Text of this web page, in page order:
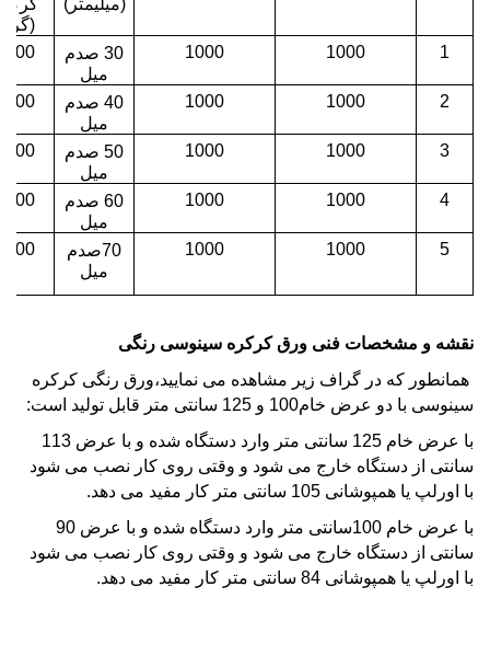
(میلیمتر)
1
1000
1000
30 صدم
میل
2
1000
1000
40 صدم
میل
3
1000
1000
50 صدم
میل
4
1000
1000
60 صدم
میل
5
1000
1000
70صدم
میل
نقشه و مشخصات فنی ورق کرکره سینوسی رنگی
همانطور که در گراف زیر مشاهده می نمایید،ورق رنگی کرکره
سینوسی با دو عرض خام100 و 125 سانتی متر قابل تولید است:
با عرض خام 125 سانتی متر وارد دستگاه شده و با عرض 113
سانتی از دستگاه خارج می شود و وقتی روی کار نصب می شود
با اورلپ یا همپوشانی 105 سانتی متر کار مفید می دهد.
با عرض خام 100سانتی متر وارد دستگاه شده و با عرض 90
سانتی از دستگاه خارج می شود و وقتی روی کار نصب می شود
با اورلپ یا همپوشانی 84 سانتی متر کار مفید می دهد.